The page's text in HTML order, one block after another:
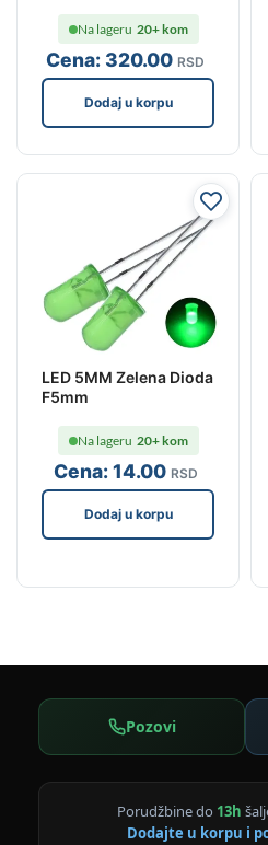
Cena:320.00 RSD
Na lageru 20+ kom
Dodaj u korpu
LED 5MM Zelena Dioda
F5mm
Cena:14.00 RSD
Na lageru 20+ kom
Dodaj u korpu
Pozovi
Porudžbine do 13h
Dodajte u korpu i